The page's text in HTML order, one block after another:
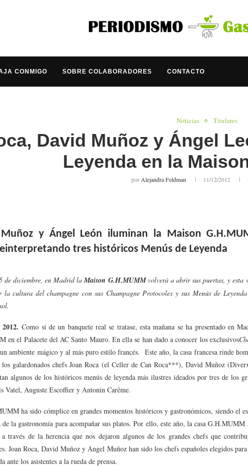
CONMIGO SOBRE COLABORADORES CONTACTO
Noticias Titulares
David Muñoz y Ángel
Leyenda en la
porAlejandra Feldman 11/12/2012
y Ángel León iluminan la Maison
tres históricos Menús de Leyenda
de diciembre, en Madrid laMaison G.H.MUMMvolverá a abrir sus puertas, y esta
cultura del champagne con sus Champagne Protocoles y sus Menús de
Como si de un banquete real se tratase, esta mañana se ha presentado en
en el Palacete del AC Santo Mauro. En ella se han dado a conocer los exclusivos
ambiente mágico y al más puro estilo francés. Este año, la casa francesa rinde
los galardonados chefs Joan Roca (el Celler de Can Roca***), David Muñoz
algunos de los históricos menús de leyenda más ilustres ideados por tres de los
Vatel, Auguste Escoffier y Antonin Carême.
ha sido cómplice en grandes momentos históricos y gastronómicos, siendo el
la gastronomía para acompañar sus platos. Por ello, este año, la casa G.H.MUMM
través de la herencia que nos dejaron algunos de los grandes chefs que
Joan Roca, David Muñoz y Ángel Muñoz han sido los chefs españoles elegidos
ante los asistentes a la rueda de prensa.